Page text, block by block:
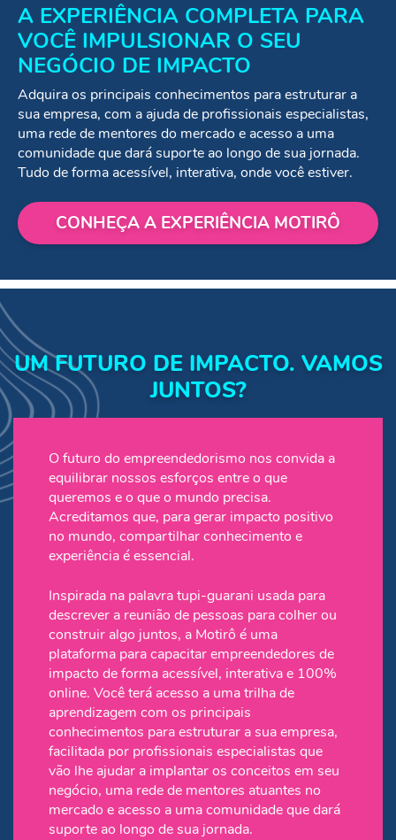
A EXPERIÊNCIA COMPLETA PARA
VOCÊ IMPULSIONAR O SEU
NEGÓCIO DE IMPACTO
Adquira os principais conhecimentos para estruturar a
sua empresa, com a ajuda de profissionais especialistas,
uma rede de mentores do mercado e acesso a uma
comunidade que dará suporte ao longo de sua jornada.
Tudo de forma acessível, interativa, onde você estiver.
CONHEÇA A EXPERIÊNCIA MOTIRÔ
UM FUTURO DE IMPACTO. VAMOS
JUNTOS?
O futuro do empreendedorismo nos convida a
equilibrar nossos esforços entre o que
queremos e o que o mundo precisa.
Acreditamos que, para gerar impacto positivo
no mundo, compartilhar conhecimento e
experiência é essencial.
Inspirada na palavra tupi-guarani usada para
descrever a reunião de pessoas para colher ou
construir algo juntos, a Motirô é uma
plataforma para capacitar empreendedores de
impacto de forma acessível, interativa e 100%
online. Você terá acesso a uma trilha de
aprendizagem com os principais
conhecimentos para estruturar a sua empresa,
facilitada por profissionais especialistas que
vão lhe ajudar a implantar os conceitos em seu
negócio, uma rede de mentores atuantes no
mercado e acesso a uma comunidade que dará
suporte ao longo de sua jornada.